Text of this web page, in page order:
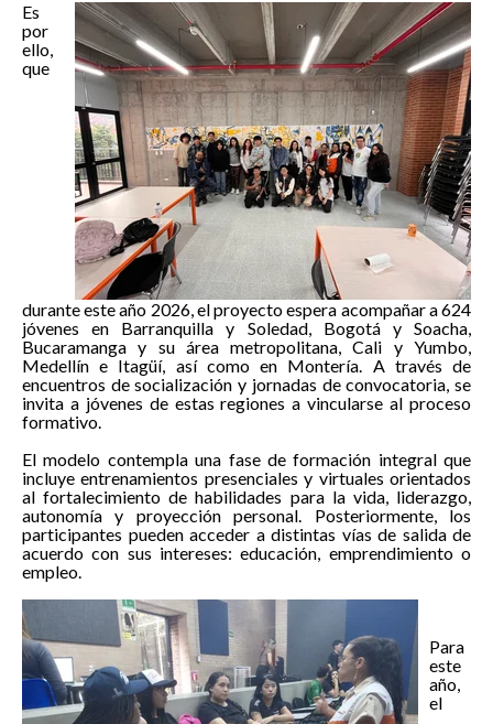
Es
por
ello,
que
durante este año 2026, el proyecto espera acompañar a 624
jóvenes en Barranquilla y Soledad, Bogotá y Soacha,
Bucaramanga y su área metropolitana, Cali y Yumbo,
Medellín e Itagüí, así como en Montería. A través de
encuentros de socialización y jornadas de convocatoria, se
invita a jóvenes de estas regiones a vincularse al proceso
formativo.
El modelo contempla una fase de formación integral que
incluye entrenamientos presenciales y virtuales orientados
al fortalecimiento de habilidades para la vida, liderazgo,
autonomía y proyección personal. Posteriormente, los
participantes pueden acceder a distintas vías de salida de
acuerdo con sus intereses: educación, emprendimiento o
empleo.
Para
este
año,
el